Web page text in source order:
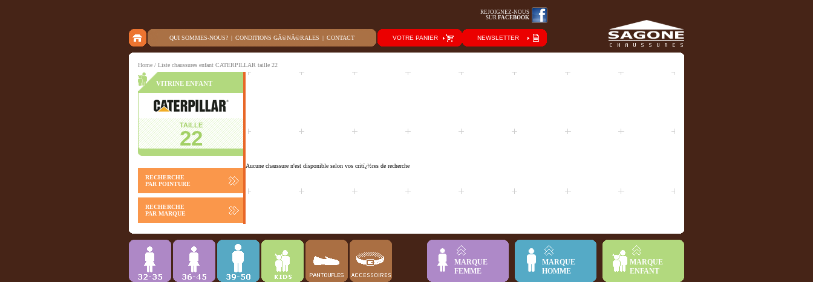
QUI SOMMES-NOUS? | CONDITIONS GÃ©NÃ©RALES | CONTACT VOTRE PANIER NEWSLETTER
REJOIGNEZ-NOUS
SUR FACEBOOK
Home / Liste chaussures enfant CATERPILLAR taille 22
VITRINE ENFANT
TAILLE
22
RECHERCHE
PAR POINTURE
RECHERCHE
PAR MARQUE
Aucune chaussure n'est disponible selon vos critï¿½res de recherche
MARQUE
FEMME
MARQUE
HOMME
MARQUE
ENFANT